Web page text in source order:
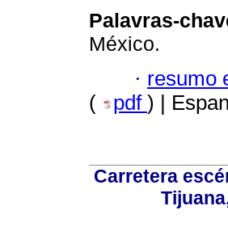
Palavras-
México.
· resumo
(
pdf ) |
Carretera